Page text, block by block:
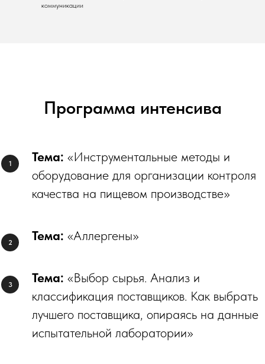
коммуникации
Программа интенсива
Тема: «Инструментальные методы и
оборудование для организации контроля
качества на пищевом производстве»
Тема: «Аллергены»
Тема: «Выбор сырья. Анализ и
классификация поставщиков. Как выбрать
лучшего поставщика, опираясь на данные
испытательной лаборатории»